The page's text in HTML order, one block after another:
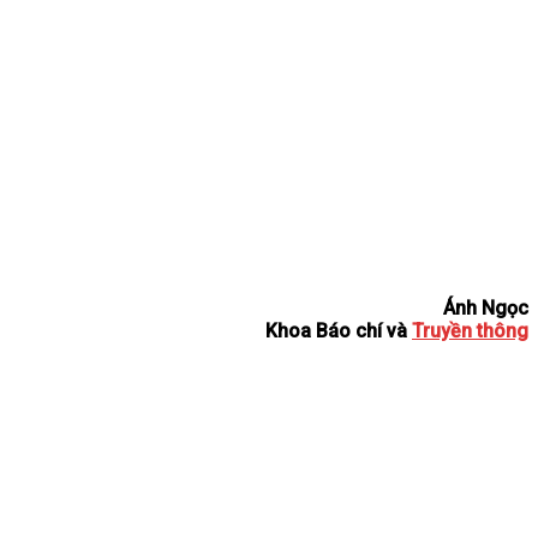
Ánh Ngọc
Khoa Báo chí và Truyền thông